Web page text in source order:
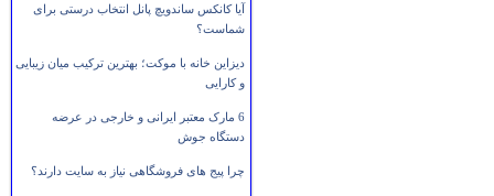
آیا کانکس ساندویچ پانل انتخاب درستی برای
شماست؟
دیزاین خانه با موکت؛ بهترین ترکیب میان زیبایی
و کارایی
6 مارک معتبر ایرانی و خارجی در عرضه
دستگاه جوش
چرا پیج های فروشگاهی نیاز به سایت دارند؟